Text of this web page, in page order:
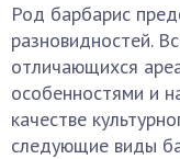
Род барбарис
разновидностей.
отличающихся
особенностями и
качестве
следующие виды